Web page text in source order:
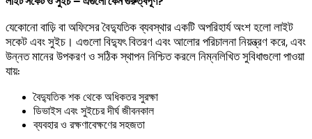
যেকোনো বাড়ি বা অফিসের বৈদ্যুতিক ব্যবস্থার একটি অপরিহার্য অংশ হলো লাইট
সকেট এবং সুইচ। এগুলো বিদ্যুৎ বিতরণ এবং আলোর পরিচালনা নিয়ন্ত্রণ করে, এবং
উন্নত মানের উপকরণ ও সঠিক স্থাপন নিশ্চিত করলে নিম্নলিখিত সুবিধাগুলো পাওয়া
যায়:
বৈদ্যুতিক শক থেকে অধিকতর সুরক্ষা
ডিভাইস এবং সুইচের দীর্ঘ জীবনকাল
ব্যবহার ও রক্ষণাবেক্ষণের সহজতা